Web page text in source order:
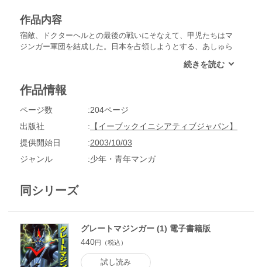
作品内容
宿敵、ドクターヘルとの最後の戦いにそなえて、甲児たちはマ
ジンガー軍団を結成した。日本を占領しようとする、あしゅら
作品情報
ページ数
204ページ
出版社
【イーブックイニシアティブジャパン】
提供開始日
2003/10/03
ジャンル
少年・青年マンガ
同シリーズ
グレートマジンガー (1) 電子書籍版
440円（税込）
試し読み